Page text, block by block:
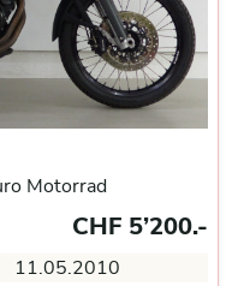
Motorrad
CHF 5’200.-
11.05.2010